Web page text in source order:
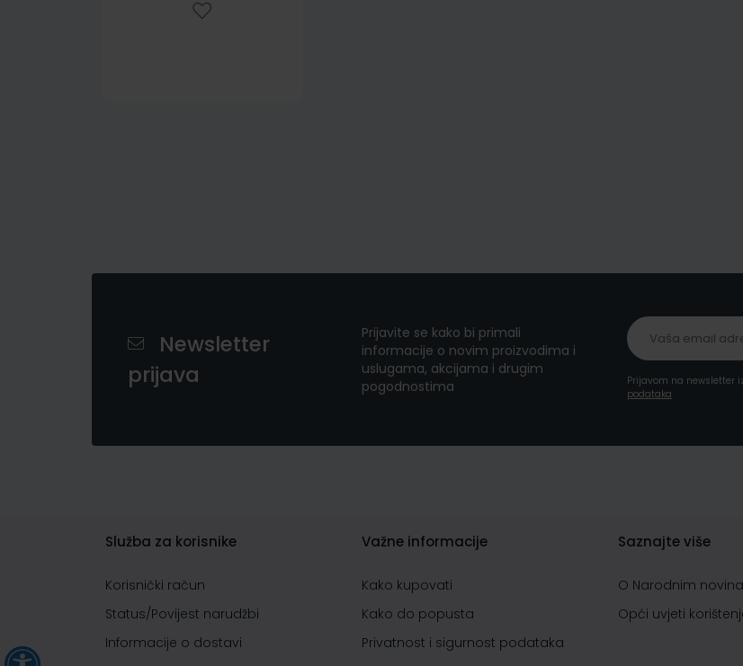
Newsletter
prijava
Prijavite se kako bi primali
informacije o novim proizvodima i
uslugama, akcijama i drugim
pogodnostima
Prijavom na newsletter
podataka
Služba za korisnike
Korisnički račun
Status/Povijest narudžbi
Informacije o dostavi
Važne informacije
Kako kupovati
Kako do popusta
Privatnost i sigurnost podataka
Saznajte više
O Narodnim
Opći uvjeti